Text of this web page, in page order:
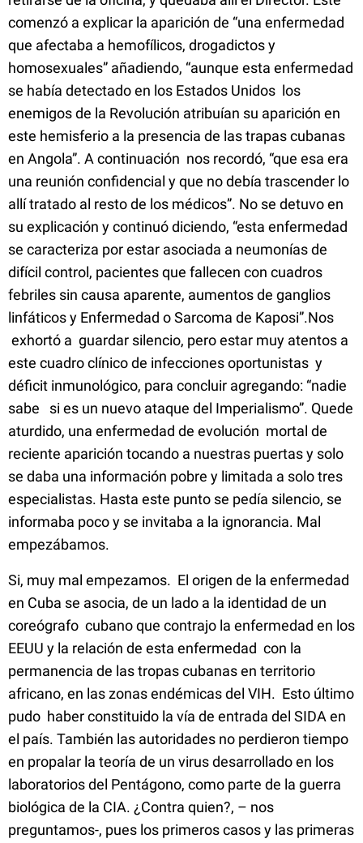
comenzó a explicar la aparición de “una enfermedad
que afectaba a hemofílicos, drogadictos y
homosexuales” añadiendo, “aunque esta enfermedad
se había detectado en los Estados Unidos los
enemigos de la Revolución atribuían su aparición en
este hemisferio a la presencia de las trapas cubanas
en Angola”. A continuación nos recordó, “que esa era
una reunión confidencial y que no debía trascender lo
allí tratado al resto de los médicos”. No se detuvo en
su explicación y continuó diciendo, “esta enfermedad
se caracteriza por estar asociada a neumonías de
difícil control, pacientes que fallecen con cuadros
febriles sin causa aparente, aumentos de ganglios
linfáticos y Enfermedad o Sarcoma de Kaposi”.Nos
exhortó a guardar silencio, pero estar muy atentos a
este cuadro clínico de infecciones oportunistas y
déficit inmunológico, para concluir agregando: “nadie
sabe si es un nuevo ataque del Imperialismo”. Quede
aturdido, una enfermedad de evolución mortal de
reciente aparición tocando a nuestras puertas y solo
se daba una información pobre y limitada a solo tres
especialistas. Hasta este punto se pedía silencio, se
informaba poco y se invitaba a la ignorancia. Mal
empezábamos.
Si, muy mal empezamos. El origen de la enfermedad
en Cuba se asocia, de un lado a la identidad de un
coreógrafo cubano que contrajo la enfermedad en los
EEUU y la relación de esta enfermedad con la
permanencia de las tropas cubanas en territorio
africano, en las zonas endémicas del VIH. Esto último
pudo haber constituido la vía de entrada del SIDA en
el país. También las autoridades no perdieron tiempo
en propalar la teoría de un virus desarrollado en los
laboratorios del Pentágono, como parte de la guerra
biológica de la CIA. ¿Contra quien?, – nos
preguntamos-, pues los primeros casos y las primeras